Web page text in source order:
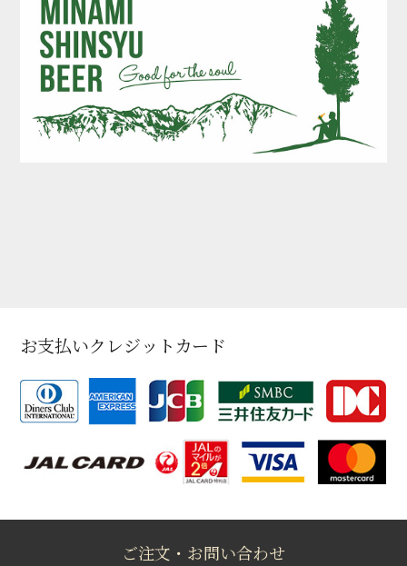
お支払いクレジットカード
ご注文・お問い合わせ